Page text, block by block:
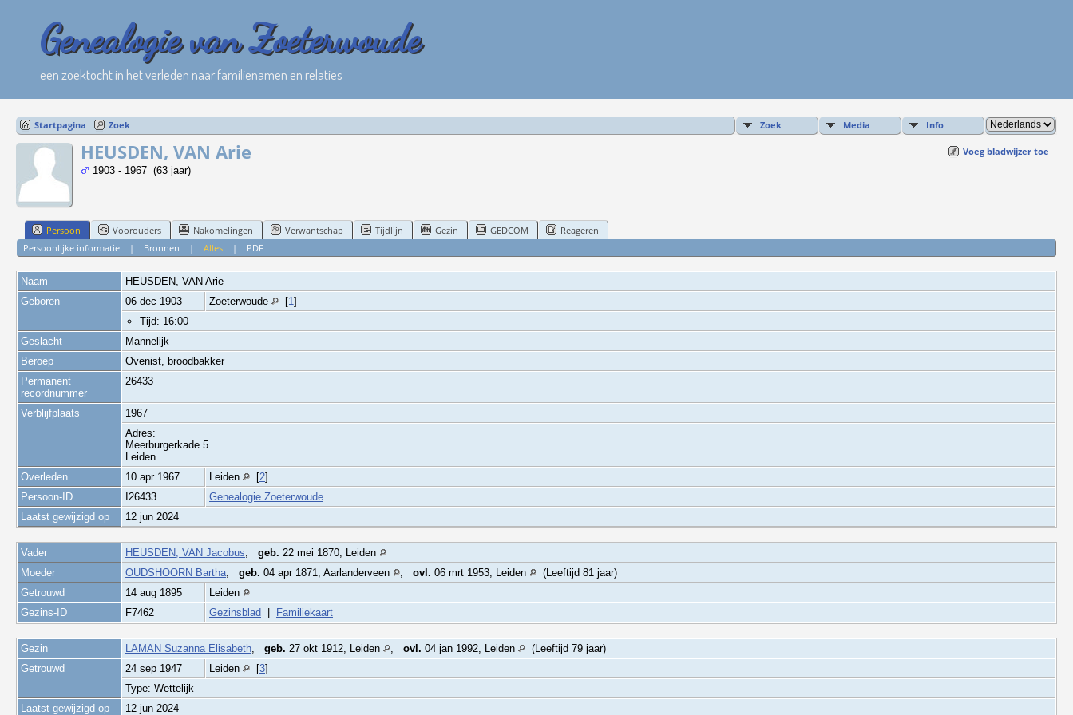
Genealogie van Zoeterwoude
een zoektocht in het verleden naar familienamen en relaties
Startpagina Zoek Zoek Media Info
Voeg bladwijzer toe
HEUSDEN, VAN Arie
1903 - 1967 (63 jaar)
Persoon Voorouders Nakomelingen Verwantschap Tijdlijn Gezin GEDCOM
Reageren
Persoonlijke informatie| Bronnen | Alles| PDF
Naam HEUSDEN, VAN Arie
Geboren
06 dec 1903 Zoeterwoude [1]
Tijd: 16:00
Geslacht
Mannelijk
Beroep
Ovenist, broodbakker
Permanent
recordnummer
26433
Verblijfplaats
1967
Adres:
Meerburgerkade 5
Leiden
Overleden
10 apr 1967 Leiden [2]
Persoon-ID
I26433
Genealogie Zoeterwoude
Laatst gewijzigd op
12 jun 2024
Vader HEUSDEN, VAN Jacobus, geb. 22 mei 1870, Leiden
Moeder
OUDSHOORN Bartha, geb. 04 apr 1871, Aarlanderveen , ovl. 06 mrt 1953, Leiden
(Leeftijd 81 jaar)
Getrouwd
14 aug 1895
Leiden
Gezins-ID
F7462 Gezinsblad Familiekaart
Gezin LAMAN Suzanna Elisabeth, geb. 27 okt 1912, Leiden , ovl. 04 jan 1992, Leiden
(Leeftijd 79 jaar)
Getrouwd
24 sep 1947 Leiden [3]
Type: Wettelijk
Laatst gewijzigd op
12 jun 2024